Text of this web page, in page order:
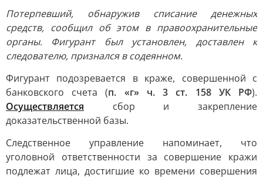
Потерпевший, обнаружив списание денежных
средств, сообщил об этом в правоохранительные
органы. Фигурант был установлен, доставлен к
следователю, признался в содеянном.
Фигурант подозревается в краже, совершенной с
банковского счета (п. «г» ч. 3 ст. 158 УК РФ).
Осуществляется сбор и закрепление
доказательственной базы.
Следственное управление напоминает, что
уголовной ответственности за совершение кражи
подлежат лица, достигшие ко времени совершения